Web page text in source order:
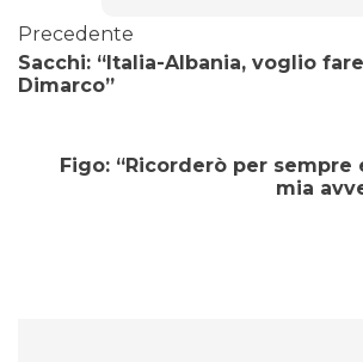
Precedente
Sacchi: “Italia-Albania, voglio
Dimarco”
Figo: “Ricorderò per
mia